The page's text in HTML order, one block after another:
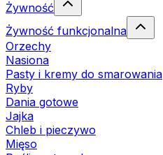
Żywność
Żywność funkcjonalna
Orzechy
Nasiona
Pasty i kremy do smarowania
Ryby
Dania gotowe
Jajka
Chleb i pieczywo
Mięso